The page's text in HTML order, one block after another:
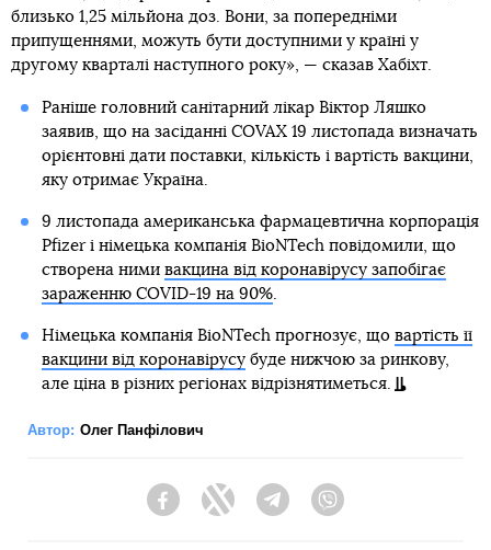
близько 1,25 мільйона доз. Вони, за попередніми
припущеннями, можуть бути доступними у країні у
другому кварталі наступного року», — сказав Хабіхт.
Раніше головний санітарний лікар Віктор Ляшко
заявив, що на засіданні COVAX 19 листопада визначать
орієнтовні дати поставки, кількість і вартість вакцини,
яку отримає Україна.
9 листопада американська фармацевтична корпорація
Pfizer і німецька компанія BioNTech повідомили, що
створена ними вакцина від коронавірусу запобігає
зараженню COVID-19 на 90%.
Німецька компанія BioNTech прогнозує, що вартість її
вакцини від коронавірусубуде нижчою за ринкову,
але ціна в різних регіонах відрізнятиметься.
Автор: Олег Панфілович
FacebookTwitter Telegram